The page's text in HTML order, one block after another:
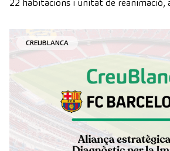
22 habitacions i unitat de reanimació,
CREUBLANCA